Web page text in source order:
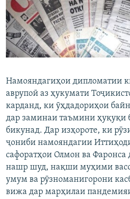
ГУЗОРИШҲОИ РАДИОӢ
Русский
ПАЙГИРӢ КУНЕД
Ҳамаи сомонаҳои RFE/RL
Намояндагиҳои дипломатии
аврупоӣ аз ҳукумати
карданд, ки ӯҳдадориҳои
дар заминаи таъмини ҳуқуқи
бикунад. Дар изҳороте, ки
ҷониби намояндагии
сафоратҳои Олмон ва Фаронса
нашр шуд, нақши муҳими
умум ва рӯзноманигорони
вижа дар марҳилаи